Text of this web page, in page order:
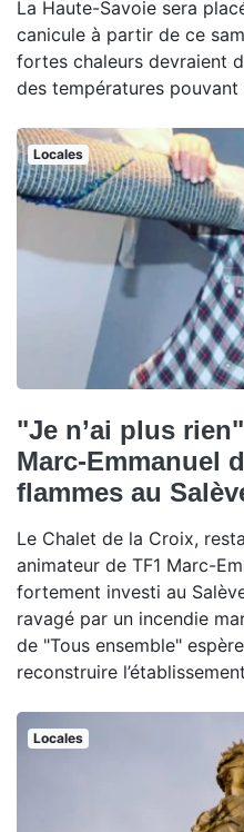
La Haute-Savoie sera
canicule à partir de ce
fortes chaleurs devraient
des températures pouvant
Locales
"Je n’ai plus
Marc-Emmanuel
flammes au
Le Chalet de la Croix,
animateur de TF1 Marc-
fortement investi au
ravagé par un incendie
de "Tous ensemble"
reconstruire
Locales